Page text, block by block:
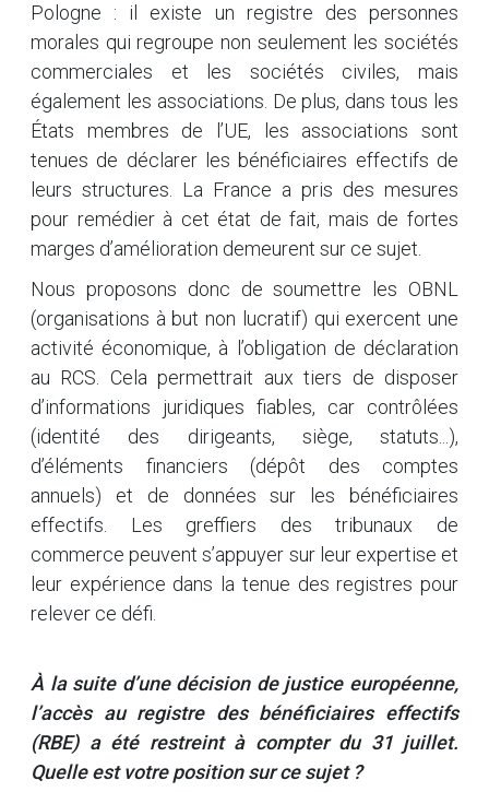
Pologne : il existe un registre des personnes
morales qui regroupe non seulement les sociétés
commerciales et les sociétés civiles, mais
également les associations. De plus, dans tous les
États membres de l’UE, les associations sont
tenues de déclarer les bénéficiaires effectifs de
leurs structures. La France a pris des mesures
pour remédier à cet état de fait, mais de fortes
marges d’amélioration demeurent sur ce sujet.
Nous proposons donc de soumettre les OBNL
(organisations à but non lucratif) qui exercent une
activité économique, à l’obligation de déclaration
au RCS. Cela permettrait aux tiers de disposer
d’informations juridiques fiables, car contrôlées
(identité des dirigeants, siège, statuts...),
d’éléments financiers (dépôt des comptes
annuels) et de données sur les bénéficiaires
effectifs. Les greffiers des tribunaux de
commerce peuvent s’appuyer sur leur expertise et
leur expérience dans la tenue des registres pour
relever ce défi.
À la suite d’une décision de justice européenne,
l’accès au registre des bénéficiaires effectifs
(RBE) a été restreint à compter du 31 juillet.
Quelle est votre position sur ce sujet ?